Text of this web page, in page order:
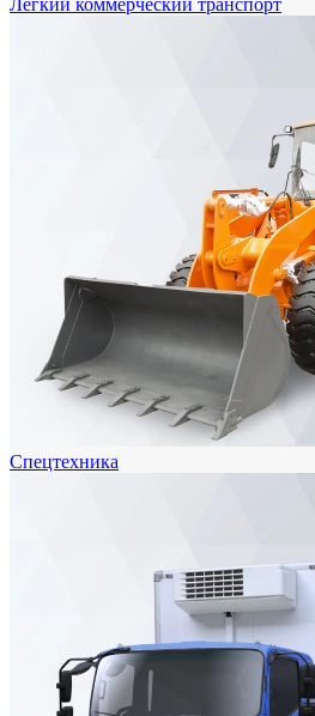
Спецтехника